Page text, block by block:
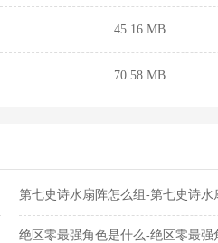
45.16 MB
70.58 MB
第七史诗水扇阵怎么组-第七史诗水
绝区零最强角色是什么-绝区零最强